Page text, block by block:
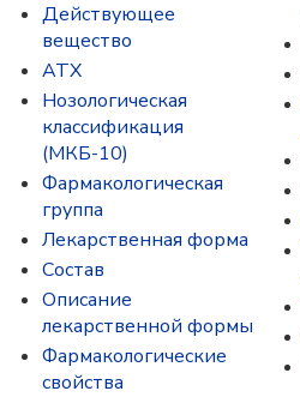
Действующее
вещество
ATX
Нозологическая
классификация
(МКБ-10)
Фармакологическая
группа
Лекарственная форма
Состав
Описание
лекарственной формы
Фармакологические
свойства